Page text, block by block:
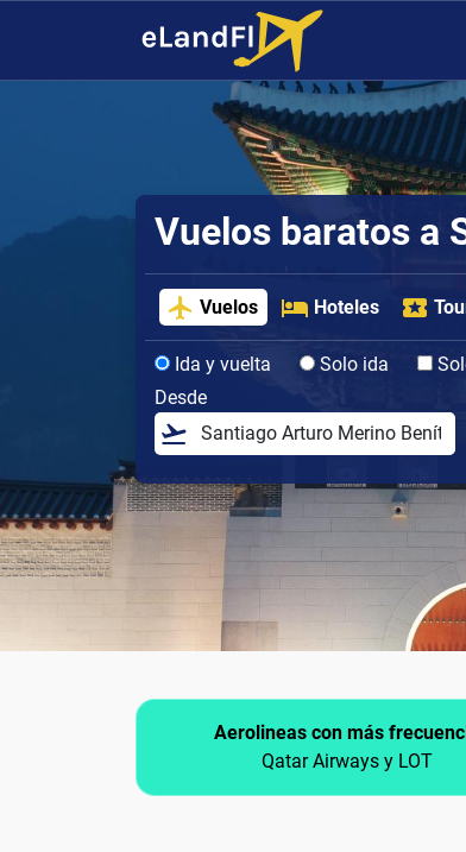
Vuelos baratos a
Vuelos Hoteles
Ida y vuelta Solo ida
Desde
Aerolineas con más
Qatar Airways y LOT